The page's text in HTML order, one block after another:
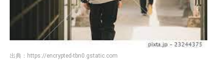
出典： https://encrypted-tbn0.gstatic.com